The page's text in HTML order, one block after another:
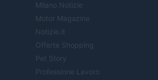
Milano Notizie
Motor Magazine
Notizie.it
Offerte Shopping
Pet Story
Professione Lavoro